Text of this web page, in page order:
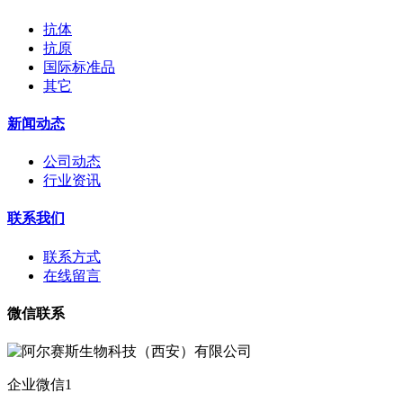
抗体
抗原
国际标准品
其它
新闻动态
公司动态
行业资讯
联系我们
联系方式
在线留言
微信联系
企业微信1